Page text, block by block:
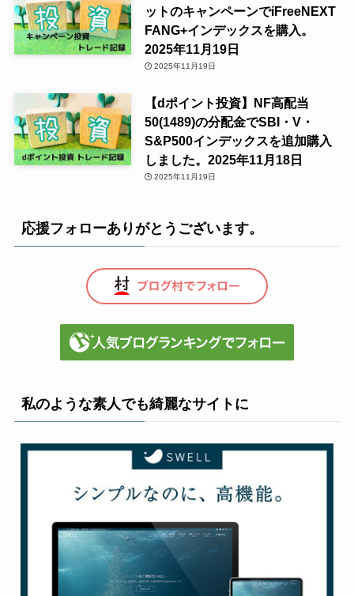
ットのキャンペーンでiFreeNEXT
FANG+インデックスを購入。
2025年11月19日
2025年11月19日
【dポイント投資】NF高配当
50(1489)の分配金でSBI・V・
S&P500インデックスを追加購入
しました。2025年11月18日
2025年11月19日
応援フォローありがとうございます。
私のような素人でも綺麗なサイトに